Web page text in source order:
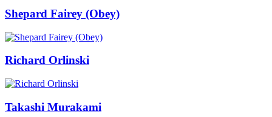
Shepard Fairey (Obey)
Richard Orlinski
Takashi Murakami